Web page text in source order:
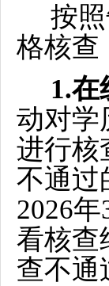
按
格核查
1.在
动对学
进行核
不通过
2026
看核查
查不通